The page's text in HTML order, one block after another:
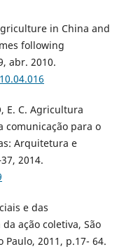
in China and
following
abr. 2010.
E. C. Agricultura
comunicação para o
Arquitetura e
2014.
e das
ação coletiva, São
Paulo, 2011, p.17- 64.